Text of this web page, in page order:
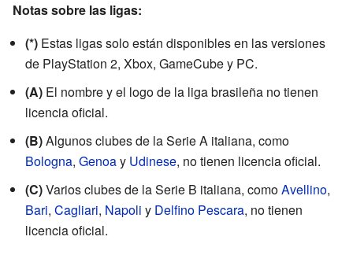
Notas sobre las ligas:
(*) Estas ligas solo están disponibles en las versiones
de PlayStation 2, Xbox, GameCube y PC.
(A) El nombre y el logo de la liga brasileña no tienen
licencia oficial.
(B)Algunos clubes de la Serie A italiana, como
Bologna, Genoay Udinese, no tienen licencia oficial.
(C)Varios clubes de la Serie B italiana, comoAvellino,
Bari, Cagliari, Napoli y Delfino Pescara, no tienen
licencia oficial.